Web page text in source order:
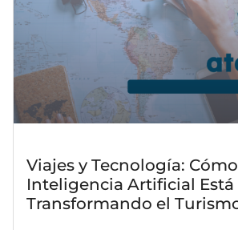
Viajes y Tecnología:
Inteligencia Artificial Está
Transformando el